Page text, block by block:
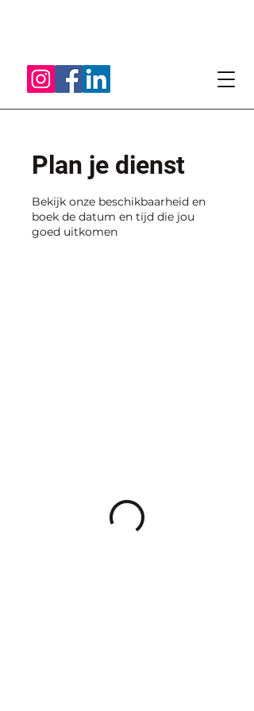
Plan je dienst
Bekijk onze beschikbaarheid en
boek de datum en tijd die jou
goed uitkomen